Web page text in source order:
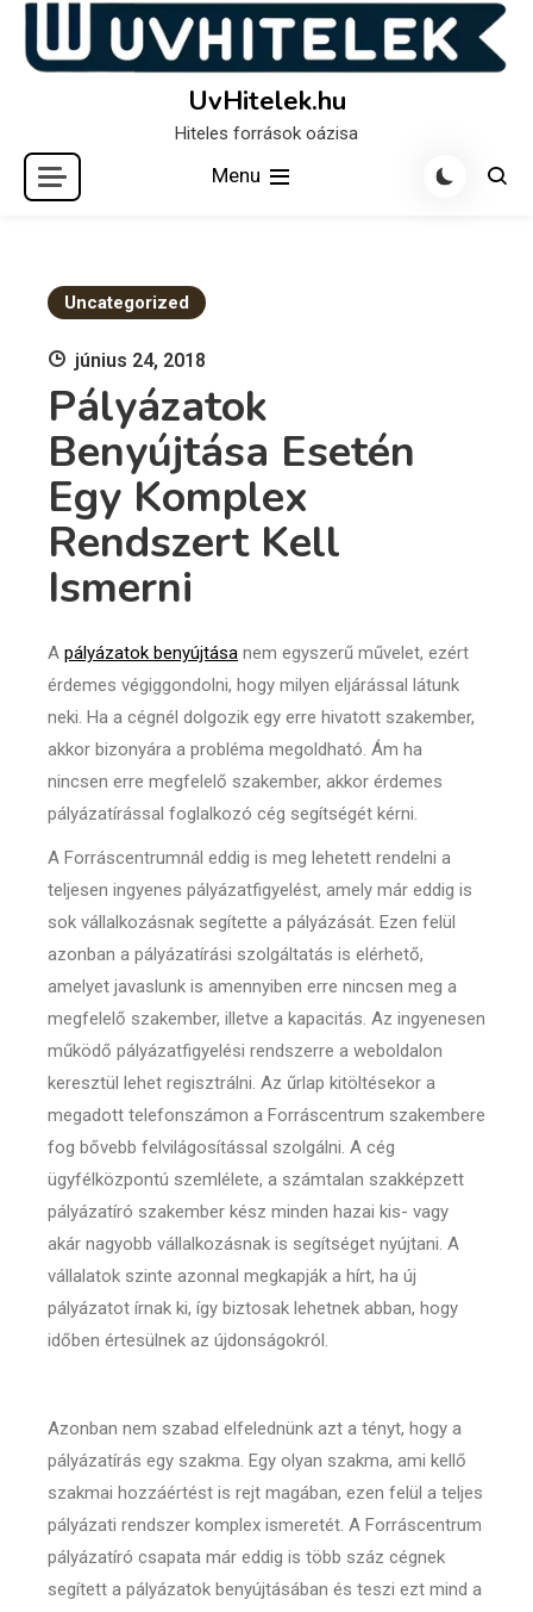
Skip
content
UvHitelek.hu
Hiteles források oázisa
Menu
Uncategorized
június 24, 2018
Pályázatok
Benyújtása Esetén
Egy Komplex
Rendszert Kell
Ismerni
A pályázatok benyújtása nem egyszerű művelet, ezért
érdemes végiggondolni, hogy milyen eljárással látunk
neki. Ha a cégnél dolgozik egy erre hivatott szakember,
akkor bizonyára a probléma megoldható. Ám ha
nincsen erre megfelelő szakember, akkor érdemes
pályázatírással foglalkozó cég segítségét kérni.
A Forráscentrumnál eddig is meg lehetett rendelni a
teljesen ingyenes pályázatfigyelést, amely már eddig is
sok vállalkozásnak segítette a pályázását. Ezen felül
azonban a pályázatírási szolgáltatás is elérhető,
amelyet javaslunk is amennyiben erre nincsen meg a
megfelelő szakember, illetve a kapacitás. Az ingyenesen
működő pályázatfigyelési rendszerre a weboldalon
keresztül lehet regisztrálni. Az űrlap kitöltésekor a
megadott telefonszámon a Forráscentrum szakembere
fog bővebb felvilágosítással szolgálni. A cég
ügyfélközpontú szemlélete, a számtalan szakképzett
pályázatíró szakember kész minden hazai kis- vagy
akár nagyobb vállalkozásnak is segítséget nyújtani. A
vállalatok szinte azonnal megkapják a hírt, ha új
pályázatot írnak ki, így biztosak lehetnek abban, hogy
időben értesülnek az újdonságokról.
Azonban nem szabad elfelednünk azt a tényt, hogy a
pályázatírás egy szakma. Egy olyan szakma, ami kellő
szakmai hozzáértést is rejt magában, ezen felül a teljes
pályázati rendszer komplex ismeretét. A Forráscentrum
pályázatíró csapata már eddig is több száz cégnek
segített a pályázatok benyújtásában és teszi ezt mind a